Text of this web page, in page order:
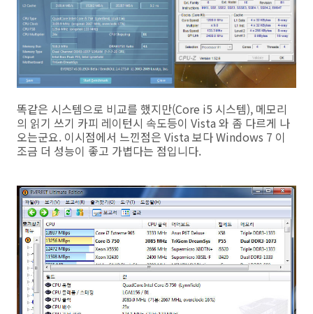
똑같은 시스템으로 비교를 했지만(Core i5 시스템), 메모리
의 읽기 쓰기 카피 레이턴시 속도등이 Vista 와 좀 다르게 나
오는군요. 이시점에서 느낀점은 Vista 보다 Windows 7 이
조금 더 성능이 좋고 가볍다는 점입니다.